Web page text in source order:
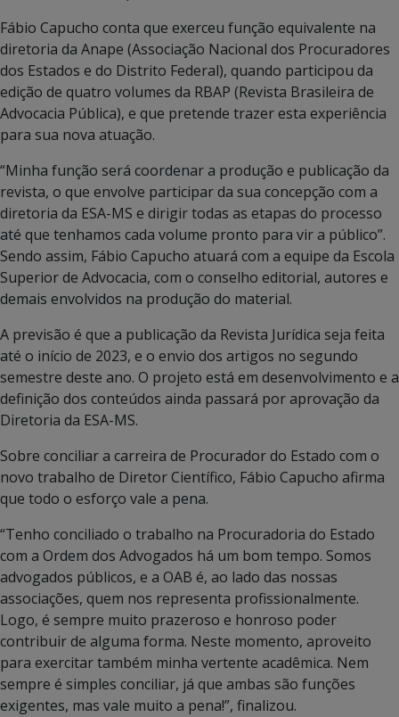
Fábio Capucho conta que exerceu função equivalente na
diretoria da Anape (Associação Nacional dos Procuradores
dos Estados e do Distrito Federal), quando participou da
edição de quatro volumes da RBAP (Revista Brasileira de
Advocacia Pública), e que pretende trazer esta experiência
para sua nova atuação.
“Minha função será coordenar a produção e publicação da
revista, o que envolve participar da sua concepção com a
diretoria da ESA-MS e dirigir todas as etapas do processo
até que tenhamos cada volume pronto para vir a público”.
Sendo assim, Fábio Capucho atuará com a equipe da Escola
Superior de Advocacia, com o conselho editorial, autores e
demais envolvidos na produção do material.
A previsão é que a publicação da Revista Jurídica seja feita
até o início de 2023, e o envio dos artigos no segundo
semestre deste ano. O projeto está em desenvolvimento e a
definição dos conteúdos ainda passará por aprovação da
Diretoria da ESA-MS.
Sobre conciliar a carreira de Procurador do Estado com o
novo trabalho de Diretor Científico, Fábio Capucho afirma
que todo o esforço vale a pena.
“Tenho conciliado o trabalho na Procuradoria do Estado
com a Ordem dos Advogados há um bom tempo. Somos
advogados públicos, e a OAB é, ao lado das nossas
associações, quem nos representa profissionalmente.
Logo, é sempre muito prazeroso e honroso poder
contribuir de alguma forma. Neste momento, aproveito
para exercitar também minha vertente acadêmica. Nem
sempre é simples conciliar, já que ambas são funções
exigentes, mas vale muito a pena!”, finalizou.